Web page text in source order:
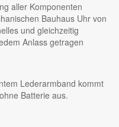
aller Komponenten
Bauhaus Uhr von
und gleichzeitig
Anlass getragen
Lederarmband kommt
Batterie aus.